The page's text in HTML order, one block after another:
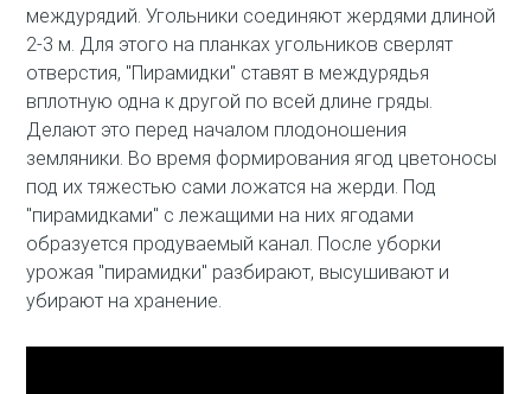
междурядий. Угольники соединяют жердями длиной
2-3 м. Для этого на планках угольников сверлят
отверстия, "Пирамидки" ставят в междурядья
вплотную одна к другой по всей длине гряды.
Делают это перед началом плодоношения
земляники. Во время формирования ягод цветоносы
под их тяжестью сами ложатся на жерди. Под
"пирамидками" с лежащими на них ягодами
образуется продуваемый канал. После уборки
урожая "пирамидки" разбирают, высушивают и
убирают на хранение.